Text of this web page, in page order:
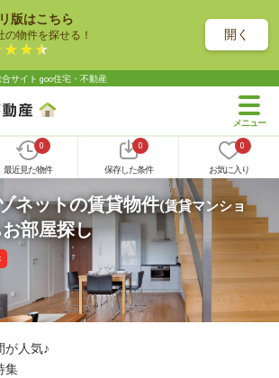
版はこちら
の物件を探せる！ 開く
サイト goo住宅・不動産
0
最近見た物件
0
保存した条件
0
お気に入り
ネットの賃貸物件(賃貸マンショ
お部屋探し
が人気♪
集